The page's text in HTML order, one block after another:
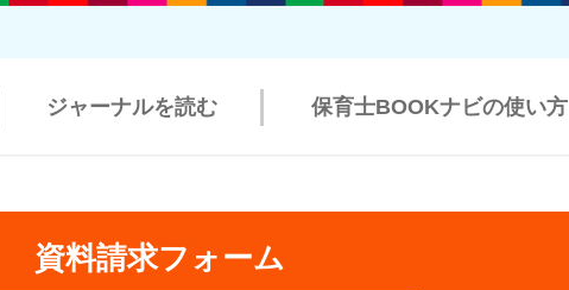
ジャーナルを読む 保育士BOOKナビの使い方
資料請求フォーム